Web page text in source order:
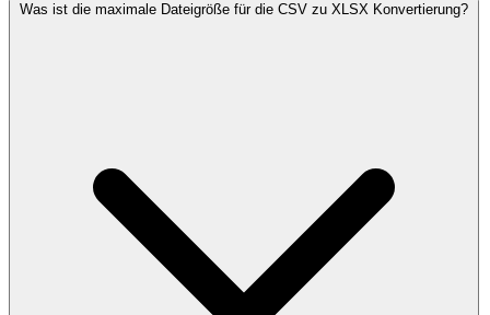
Was ist die maximale Dateigröße für die CSV zu XLSX Konvertierung?